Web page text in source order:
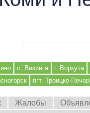
с. Визинга
г. Воркута
пгт. Троицко-
Жалобы